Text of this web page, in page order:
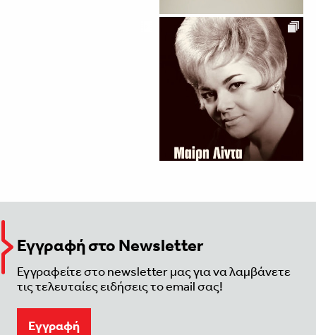
Εγγραφή στο Newsletter
Εγγραφείτε στο newsletter μας για να λαμβάνετε
τις τελευταίες ειδήσεις το email σας!
Eγγραφή